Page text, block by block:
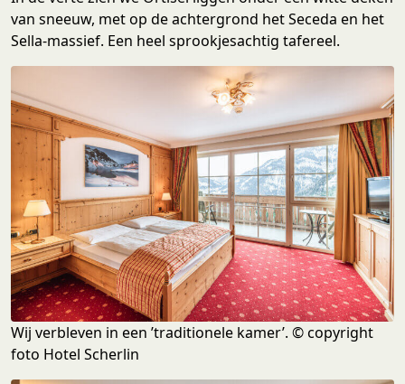
van sneeuw, met op de achtergrond het Seceda en het
Sella-massief. Een heel sprookjesachtig tafereel.
Wij verbleven in een ’traditionele kamer’. © copyright
foto Hotel Scherlin